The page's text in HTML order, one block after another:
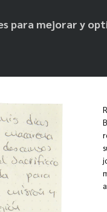
de paz
para mejorar y